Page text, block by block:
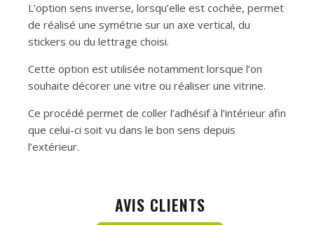
L’option sens inverse, lorsqu’elle est cochée, permet
de réalisé une symétrie sur un axe vertical, du
stickers ou du lettrage choisi.
Cette option est utilisée notamment lorsque l’on
souhaite décorer une vitre ou réaliser une vitrine.
Ce procédé permet de coller l’adhésif à l’intérieur afin
que celui-ci soit vu dans le bon sens depuis
l’extérieur.
AVIS CLIENTS